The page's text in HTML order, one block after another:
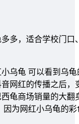
多，适合学校门
乌龟 可以看到乌
网红的传播之后
龟商场销量的大
为网红小乌龟的